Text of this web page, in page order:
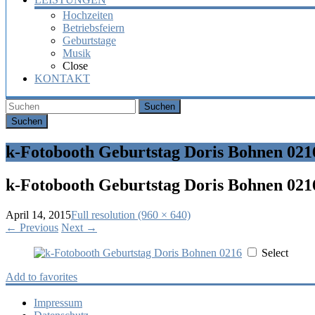
Hochzeiten
Betriebsfeiern
Geburtstage
Musik
Close
KONTAKT
Suchen
k-Fotobooth Geburtstag Doris Bohnen
k-Fotobooth Geburtstag Doris Bohnen
April 14, 2015Full resolution (960 × 640)
← Previous Next →
Select
Add to favorites
Impressum